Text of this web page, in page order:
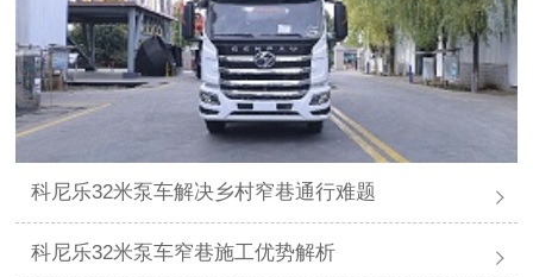
科尼乐32米泵车解决乡村窄巷通行难题
科尼乐32米泵车窄巷施工优势解析